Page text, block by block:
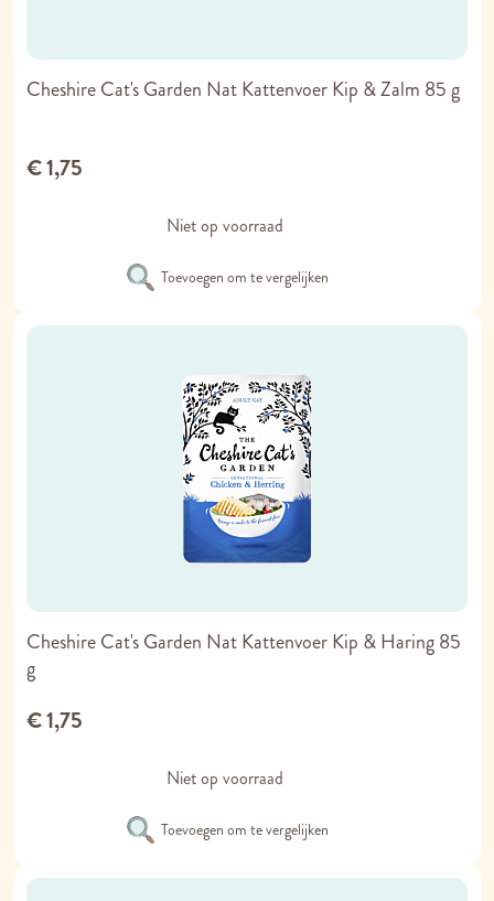
Cheshire Cat's Garden Nat Kattenvoer Kip & Zalm 85 g
€ 1,75
Niet op voorraad
Toevoegen om te vergelijken
Cheshire Cat's Garden Nat Kattenvoer Kip & Haring 85
g
€ 1,75
Niet op voorraad
Toevoegen om te vergelijken